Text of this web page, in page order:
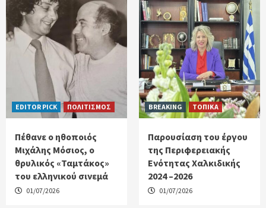
EDITOR PICK ΠΟΛΙΤΙΣΜΟΣ
Πέθανε ο ηθοποιός
Μιχάλης Μόσιος, ο
θρυλικός «Ταμτάκος»
του ελληνικού σινεμά
01/07/2026
BREAKING ΤΟΠΙΚΑ
Παρουσίαση του έργου
της Περιφερειακής
Ενότητας Χαλκιδικής
2024 –2026
01/07/2026